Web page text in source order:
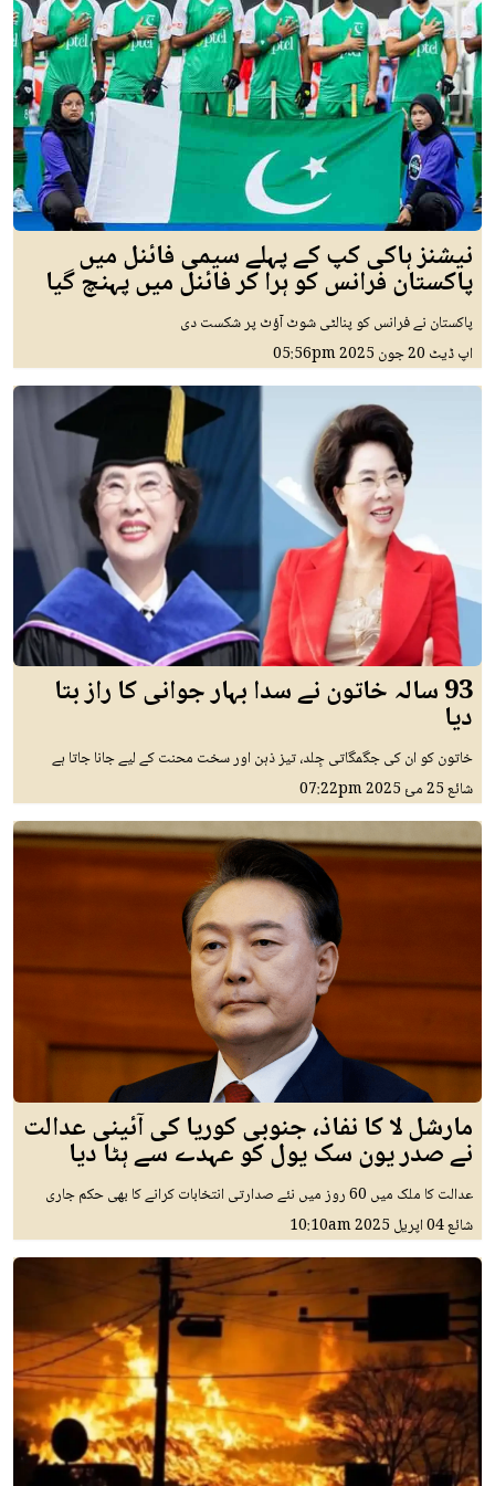
نیشنز ہاکی کپ کے پہلے سیمی فائنل میں
پاکستان فرانس کو ہرا کر فائنل میں پہنچ گیا
پاکستان نے فرانس کو پنالٹی شوٹ آؤٹ پر شکست دی
اپ ڈیٹ 20 جون 2025 05:56pm
93 سالہ خاتون نے سدا بہار جوانی کا راز بتا
دیا
خاتون کو ان کی جگمگاتی جِلد، تیز ذہن اور سخت محنت کے لیے جانا جاتا ہے
شائع25 مئ 2025 07:22pm
مارشل لا کا نفاذ، جنوبی کوریا کی آئینی عدالت
نے صدر یون سک یول کو عہدے سے ہٹا دیا
عدالت کا ملک میں 60 روز میں نئے صدارتی انتخابات کرانے کا بھی حکم جاری
شائع04 اپريل 2025 10:10am